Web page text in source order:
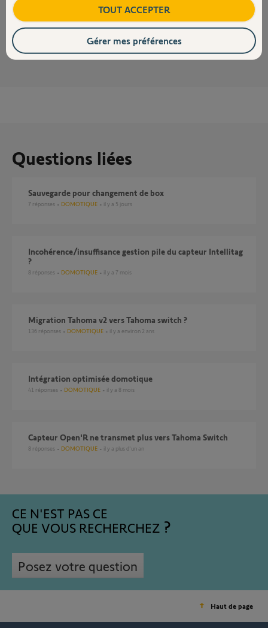
Jean-Luc B. il y a plus de 4 ans
Questions liées
Sauvegarde pour changement de box
7 réponses DOMOTIQUE il y a 5 jours
Incohérence/insuffisance gestion pile du capteur Intellitag
?
8 réponses DOMOTIQUE il y a 7 mois
Migration Tahoma v2 vers Tahoma switch ?
136 réponses DOMOTIQUE il y a environ 2 ans
Intégration optimisée domotique
41 réponses DOMOTIQUE il y a 8 mois
Capteur Open'R ne transmet plus vers Tahoma Switch
8 réponses DOMOTIQUE il y a plus d'un an
CE N'EST PAS CE
QUE VOUS RECHERCHEZ
Posez votre question
Haut de page
TOUT ACCEPTER
Gérer mes préférences